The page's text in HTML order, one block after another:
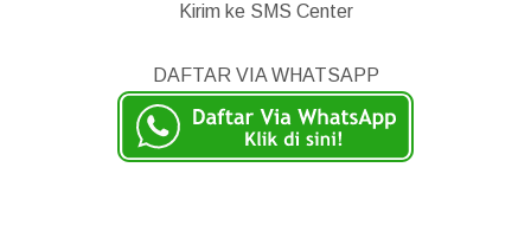
Kirim ke SMS Center
DAFTAR VIA WHATSAPP